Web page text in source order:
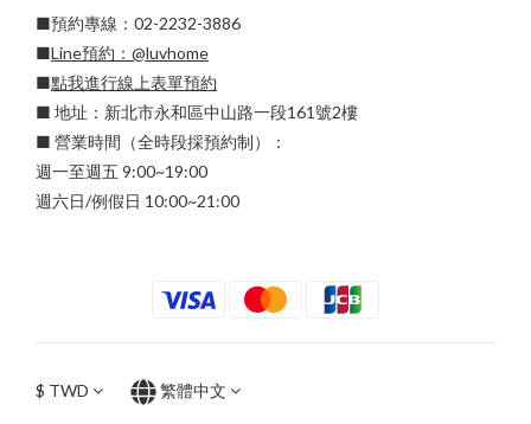
■預約專線：02-2232-3886
■Line預約： @luvhome
■點我進行線上表單預約
■ 地址：新北市永和區中山路一段161號2樓
■ 營業時間（全時段採預約制）：
週一至週五 9:00~19:00
週六日/例假日 10:00~21:00
$ TWD 繁體中文